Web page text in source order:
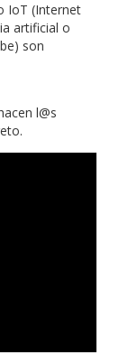
IoT (Internet
artificial o
son
l@s